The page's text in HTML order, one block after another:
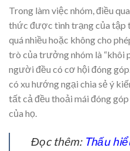
Trong làm việc nhóm, điều
thức được tình trạng của tập
quá nhiều hoặc không cho
trò của trưởng nhóm là “khôi
người đều có cơ hội đóng
có xu hướng ngại chia sẻ ý
tất cả đều thoải mái đóng
của họ.
Đọc thêm: Thấu